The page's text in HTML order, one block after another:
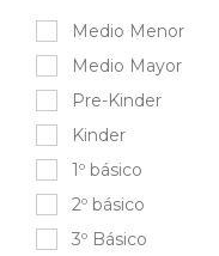
Medio Menor
Medio Mayor
Pre-Kinder
Kinder
1º básico
2º básico
3º Básico